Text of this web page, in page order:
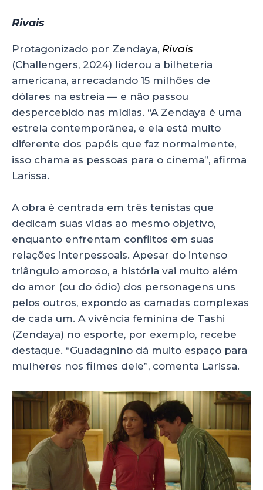
Rivais
Protagonizado por Zendaya, Rivais
(Challengers, 2024) liderou a bilheteria
americana, arrecadando 15 milhões de
dólares na estreia — e não passou
despercebido nas mídias. “A Zendaya é uma
estrela contemporânea, e ela está muito
diferente dos papéis que faz normalmente,
isso chama as pessoas para o cinema”, afirma
Larissa.
A obra é centrada em três tenistas que
dedicam suas vidas ao mesmo objetivo,
enquanto enfrentam conflitos em suas
relações interpessoais. Apesar do intenso
triângulo amoroso, a história vai muito além
do amor (ou do ódio) dos personagens uns
pelos outros, expondo as camadas complexas
de cada um. A vivência feminina de Tashi
(Zendaya) no esporte, por exemplo, recebe
destaque. “Guadagnino dá muito espaço para
mulheres nos filmes dele”, comenta Larissa.